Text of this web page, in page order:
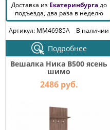
Доставка из Екатеринбургадо
подъезда, два раза в неделю
Артикул: MM46985A
В наличии
Подробнее
Вешалка Ника В500 ясень
шимо
2486 руб.